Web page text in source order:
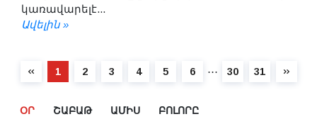
կառավարելէ...
Ավելին »
1 2 3 4 5 6 ⋯ 30 31
ՕՐ ՇԱԲԱԹ ԱՄԻՍ ԲՈԼՈՐԸ